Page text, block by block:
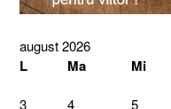
august 2026
L Ma Mi
3
4 5